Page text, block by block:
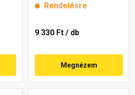
Rendelésre
9 330 Ft / db
Megnézem